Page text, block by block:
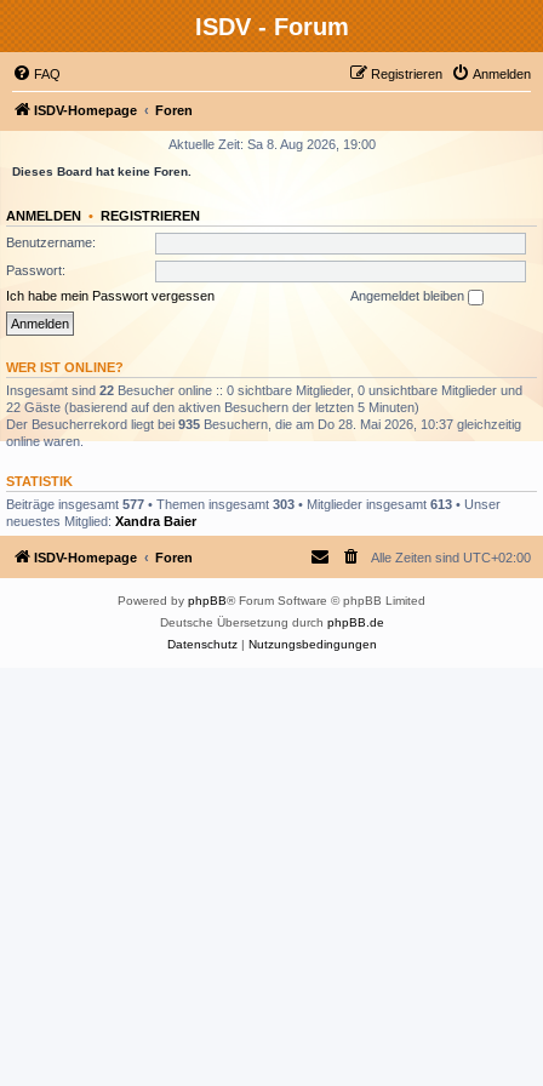
ISDV - Forum
FAQ Anmelden
Registrieren
ISDV-Homepage Foren
Aktuelle Zeit: Sa 8. Aug 2026, 19:00
Dieses Board hat keine Foren.
ANMELDEN • REGISTRIEREN
Benutzername:
Passwort:
Ich habe mein Passwort vergessen
Angemeldet bleiben
WER IST ONLINE?
Insgesamt sind 22 Besucher online :: 0 sichtbare Mitglieder, 0 unsichtbare Mitglieder und
22 Gäste (basierend auf den aktiven Besuchern der letzten 5 Minuten)
Der Besucherrekord liegt bei 935 Besuchern, die am Do 28. Mai 2026, 10:37 gleichzeitig
online waren.
STATISTIK
Beiträge insgesamt 577 • Themen insgesamt 303 • Mitglieder insgesamt 613 • Unser
neuestes Mitglied: Xandra Baier
ISDV-Homepage Foren Alle Zeiten sind UTC+02:00
Powered by phpBB® Forum Software © phpBB Limited
Deutsche Übersetzung durch phpBB.de
Datenschutz| Nutzungsbedingungen